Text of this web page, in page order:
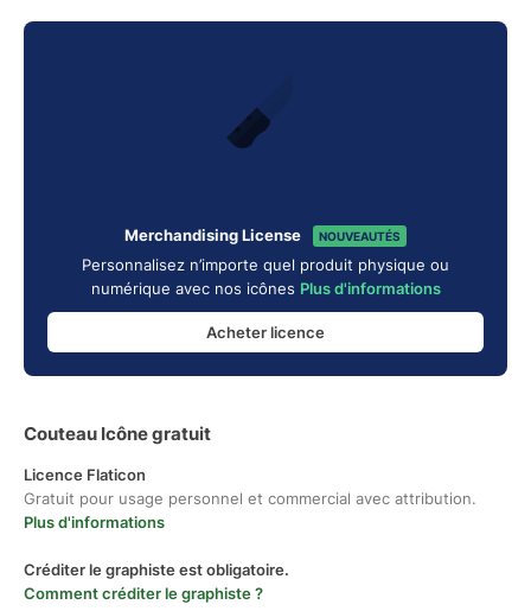
Merchandising License NOUVEAUTÉS
Personnalisez n’importe quel produit physique ou
numérique avec nos icônes Plus d'informations
Acheter licence
Couteau Icône gratuit
Licence Flaticon
Gratuit pour usage personnel et commercial avec attribution.
Plus d'informations
Créditer le graphiste est obligatoire.
Comment créditer le graphiste ?